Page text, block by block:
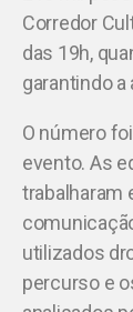
Corredor
das 19h,
garantindo a
O número
evento. As
trabalharam
utilizados
percurso e